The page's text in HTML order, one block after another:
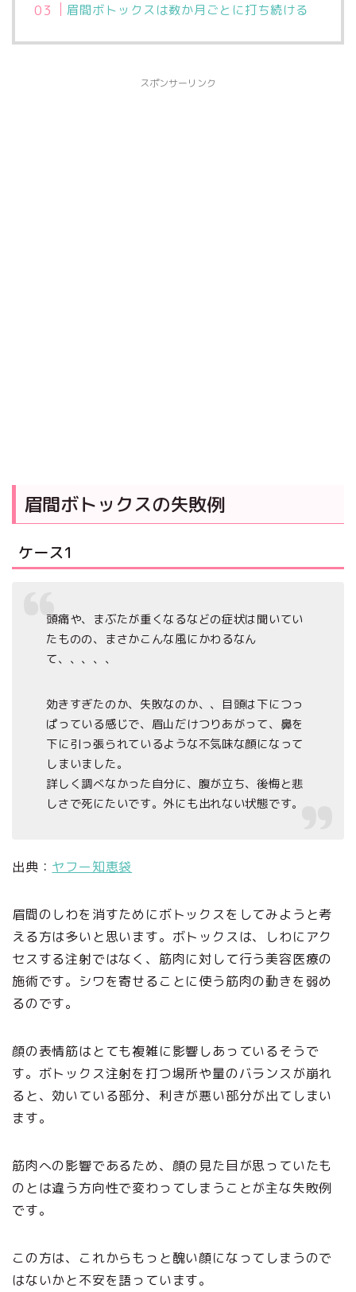
眉間ボトックスは数か月ごとに打ち続ける
スポンサーリンク
眉間ボトックスの失敗例
ケース1
頭痛や、まぶたが重くなるなどの症状は聞いてい
たものの、まさかこんな風にかわるなん
て、、、、、
効きすぎたのか、失敗なのか、、目頭は下につっ
ぱっている感じで、眉山だけつりあがって、鼻を
下に引っ張られているような不気味な顔になって
しまいました。
詳しく調べなかった自分に、腹が立ち、後悔と悲
しさで死にたいです。外にも出れない状態です。
出典： ヤフー知恵袋
眉間のしわを消すためにボトックスをしてみようと考
える方は多いと思います。ボトックスは、しわにアク
セスする注射ではなく、筋肉に対して行う美容医療の
施術です。シワを寄せることに使う筋肉の動きを弱め
るのです。
顔の表情筋はとても複雑に影響しあっているそうで
す。ボトックス注射を打つ場所や量のバランスが崩れ
ると、効いている部分、利きが悪い部分が出てしまい
ます。
筋肉への影響であるため、顔の見た目が思っていたも
のとは違う方向性で変わってしまうことが主な失敗例
です。
この方は、これからもっと醜い顔になってしまうので
はないかと不安を語っています。